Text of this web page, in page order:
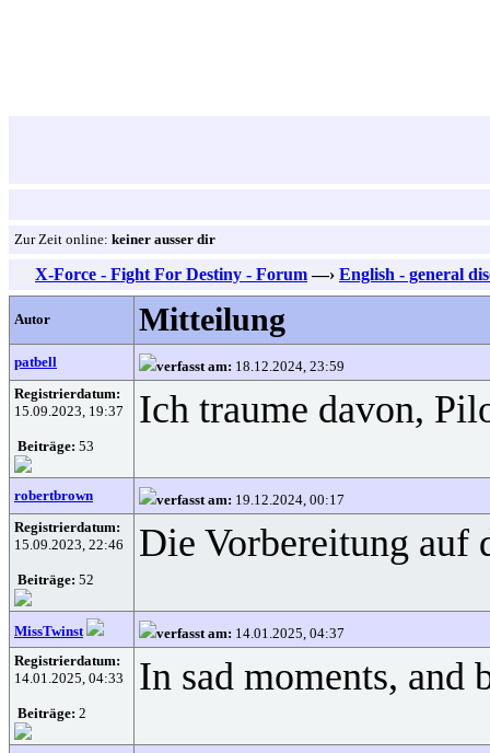
Zur Zeit online: keiner ausser dir
X-Force - Fight For Destiny - Forum —› English - general
Autor Mitteilung
patbell verfasst am: 18.12.2024, 23:59
Registrierdatum:
15.09.2023, 19:37
Beiträge: 53
Ich traume davon,
robertbrown verfasst am: 19.12.2024, 00:17
Registrierdatum:
15.09.2023, 22:46
Beiträge: 52
Die Vorbereitung auf
MissTwinst verfasst am: 14.01.2025, 04:37
Registrierdatum:
14.01.2025, 04:33
Beiträge: 2
In sad moments,